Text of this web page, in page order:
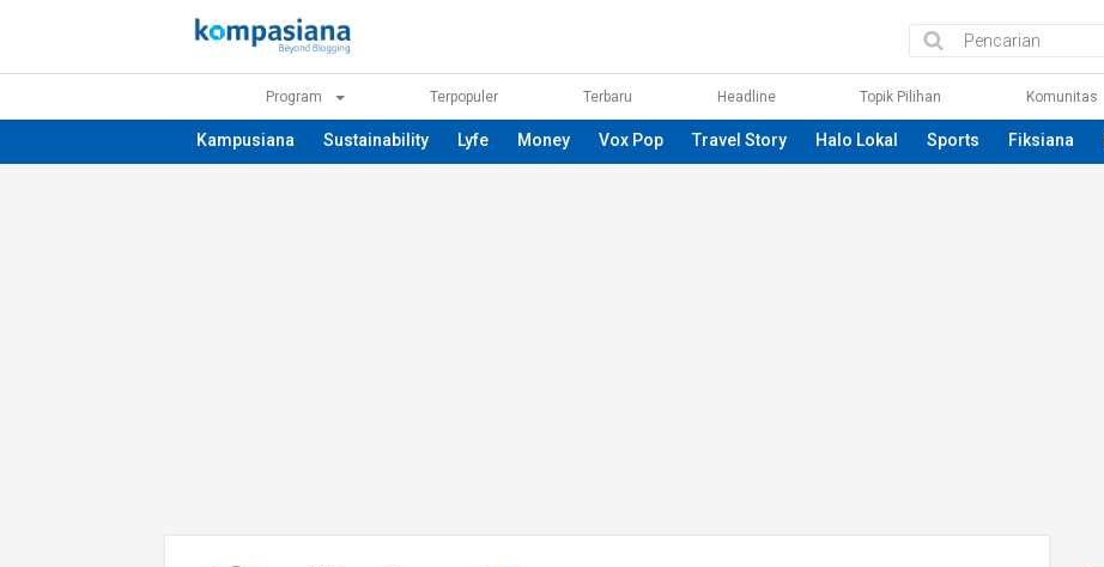
Program Terpopuler Terbaru Headline Topik Pilihan Komunitas
Kampusiana Sustainability Lyfe Money Vox Pop Travel Story Halo Lokal Sports Fiksiana